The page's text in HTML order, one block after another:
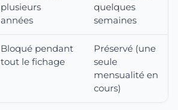
plusieurs
années
quelques
semaines
Bloqué pendant
tout le fichage
Préservé (une
seule
mensualité en
cours)